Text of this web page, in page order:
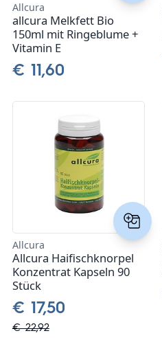
Allcura
allcura Melkfett Bio
150ml mit Ringeblume +
Vitamin E
€ 11,60
Allcura
Allcura Haifischknorpel
Konzentrat Kapseln 90
Stück
€ 17,50
€ 22,92